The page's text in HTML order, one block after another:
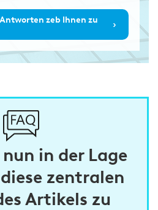
zeb Ihnen zu
›
in der Lage
zentralen
Artikels zu